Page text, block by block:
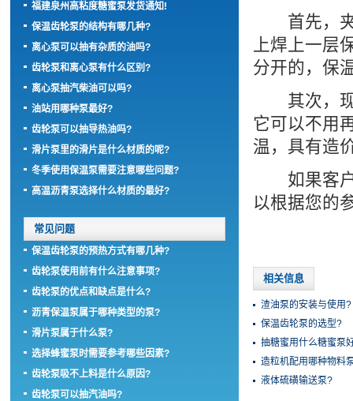
首先，夹
上焊上一层
分开的，保
其次，现
它可以不用
温，具有造
如果客户
以根据您的
相关信息
渣油泵的安装与使用?
保温齿轮泵的选型?
抽糖蜜用什么糖蜜泵
造粒机配用哪种物料
液体硫磺输送泵?
福建泉州高粘度糖蜜泵发货通知!
保温齿轮泵的结构有哪几种?
离心泵可以抽有杂质的油吗?
齿轮泵和离心泵有什么区别?
离心泵抽汽柴油可以吗?
油站用哪种泵最好?
齿轮泵可以抽导热油吗?
滑片泵里的滑片是什么材质的呢?
冬季使用保温泵需要注意哪些问题?
高温沥青泵选择什么材质的最好?
常见问题
保温齿轮泵的预热方式有哪几种?
齿轮泵使用前有什么注意事项?
齿轮泵的优点和缺点是什么?
沥青保温泵属于哪种类型的泵?
滑片泵属于什么泵?
选择蜂蜜泵时需要参考哪些因素?
齿轮泵吸不上料是什么原因?
齿轮泵可以抽汽油吗?